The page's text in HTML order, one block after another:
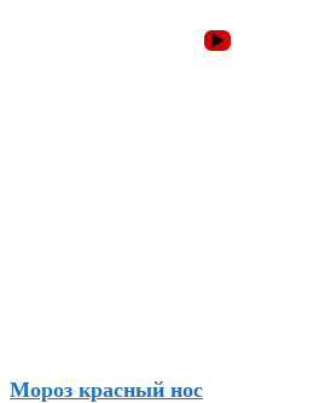
Мороз красный нос